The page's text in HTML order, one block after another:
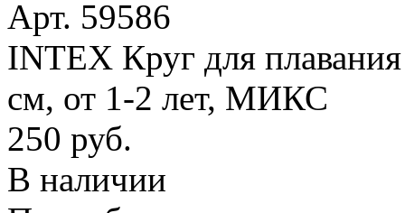
Арт. 59586
INTEX Круг для
см, от 1-2 лет, МИКС
250 руб.
В наличии